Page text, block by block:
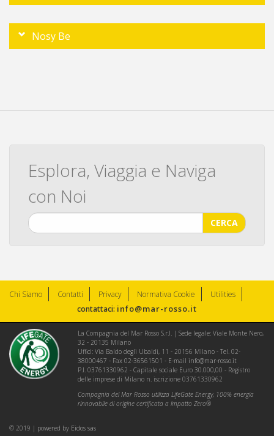
Nosy Be
Esplora, Viaggia e Naviga
con Noi
CERCA
Chi Siamo Contatti Privacy Normativa Cookie
Utilities
contattaci: info@mar-rosso.it
La Compagnia del Mar Rosso S.r.l. | Sede legale: Viale Monte Nero,
32 - 20135 Milano
Uffici: Via Baldo degli Ubaldi, 11 - 20156 Milano - Tel. 02-
38000467 - Fax 02-36561501 - E-mail info@mar-rosso.it
P.I. 03761330962 - Capitale sociale Euro 30.000,00 - Registro
delle imprese di Milano n. iscrizione 03761330962
Compagnia del Mar Rosso utilizza LifeGate Energy, 100% energia
rinnovabile di origine certificata a Impatto Zero®
© 2019 | powered by Eidos sas